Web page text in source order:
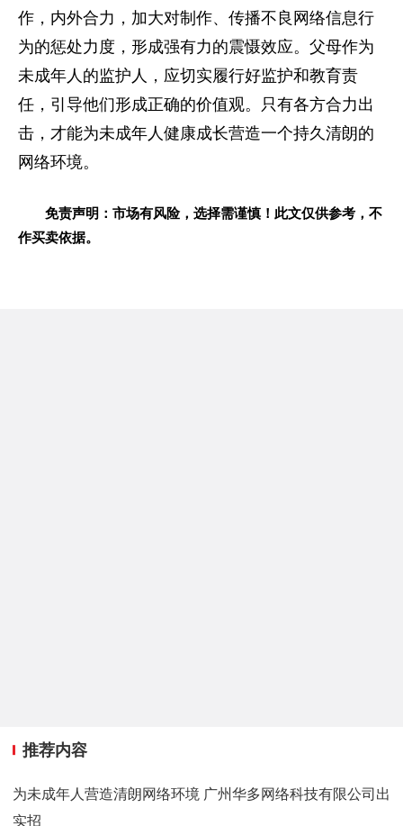
作，内外合力，加大对制作、传播不良网络信息行
为的惩处力度，形成强有力的震慑效应。父母作为
未成年人的监护人，应切实履行好监护和教育责
任，引导他们形成正确的价值观。只有各方合力出
击，才能为未成年人健康成长营造一个持久清朗的
网络环境。
免责声明：市场有风险，选择需谨慎！此文仅供参考，不
作买卖依据。
推荐内容
为未成年人营造清朗网络环境 广州华多网络科技有限公司出
实招